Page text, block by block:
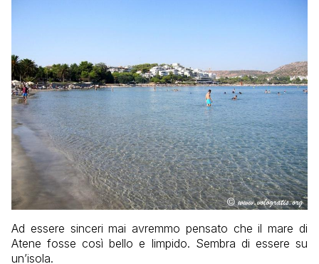
Ad essere sinceri mai avremmo pensato che il mare di
Atene fosse così bello e limpido. Sembra di essere su
un’isola.